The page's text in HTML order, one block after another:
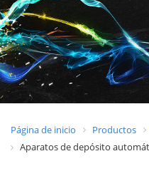
Página de inicio Productos
Aparatos de depósito